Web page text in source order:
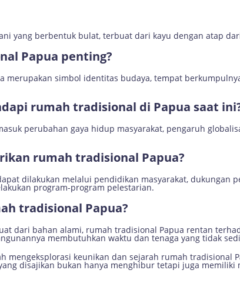
yang berbentuk bulat, terbuat dari kayu dengan atap
Papua penting?
merupakan simbol identitas budaya, tempat
rumah tradisional di Papua saat
perubahan gaya hidup masyarakat, pengaruh
rumah tradisional Papua?
dilakukan melalui pendidikan masyarakat, dukungan
program-program pelestarian.
tradisional Papua?
dari bahan alami, rumah tradisional Papua rentan
membutuhkan waktu dan tenaga yang tidak
mengeksplorasi keunikan dan sejarah rumah tradisional
disajikan bukan hanya menghibur tetapi juga